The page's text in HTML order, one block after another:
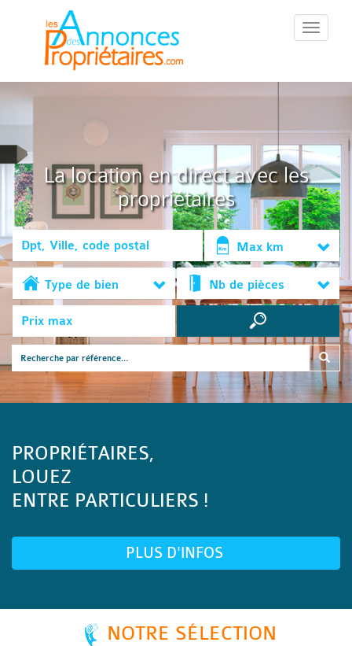
::Menu::
La location en direct avec les
propriétaires
Max km
Type de bien Nb de pièces
PROPRIÉTAIRES,
LOUEZ
ENTRE PARTICULIERS !
PLUS D'INFOS
NOTRE SÉLECTION